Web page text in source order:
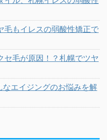
毛もイレスの弱酸性矯正で
セ毛が原因！？札幌でツヤ
エイジングのお悩みを解